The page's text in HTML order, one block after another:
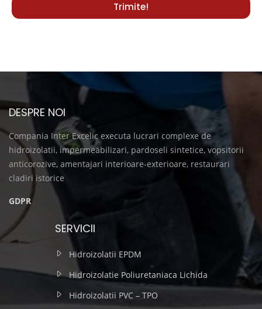
Trimite!
DESPRE NOI
Compania Inter Excelic executa lucrari complexe de
hidroizolatii, impermeabilizari, pardoseli sintetice, vopsitorii
anticorozive, amentajari interioare-exterioare, restaurari
cladiri istorice
GDPR
SERVICII
Hidroizolatii EPDM
Hidroizolatie Poliuretaniaca Lichida
Hidroizolatii PVC – TPO